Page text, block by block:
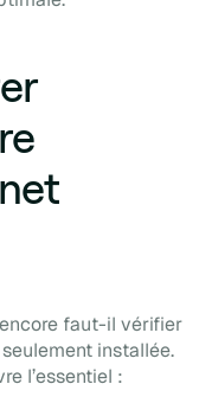
faut-il vérifier
installée.
l’essentiel :